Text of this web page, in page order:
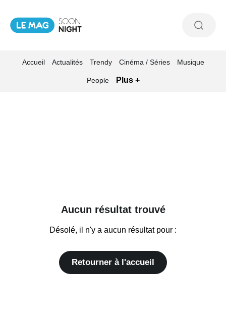
Accueil Actualités Trendy Cinéma / Séries Musique
People Plus +
Aucun résultat trouvé
Désolé, il n'y a aucun résultat pour :
Retourner à l'accueil